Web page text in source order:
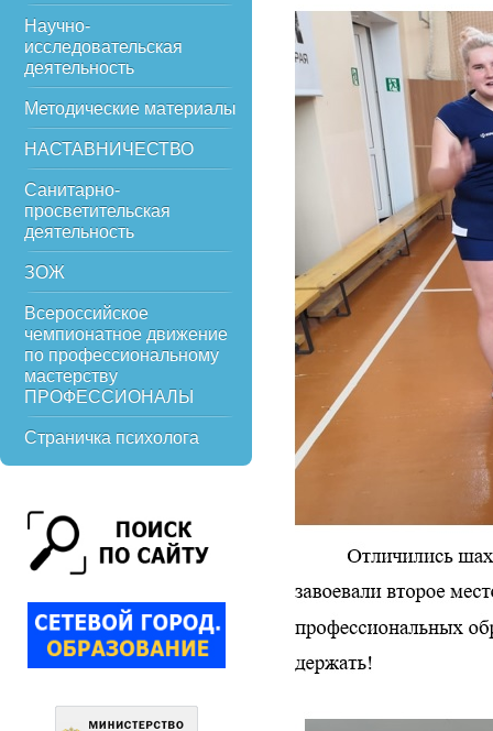
Научно-
исследовательская
деятельность
Методические материалы
НАСТАВНИЧЕСТВО
Санитарно-
просветительская
деятельность
ЗОЖ
Всероссийское
чемпионатное движение
по профессиональному
мастерству
ПРОФЕССИОНАЛЫ
Страничка психолога